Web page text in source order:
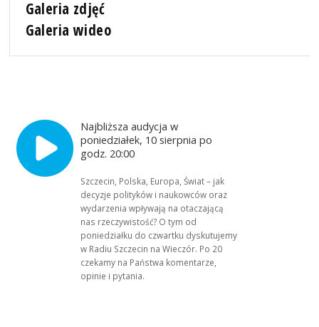
Galeria zdjęć
Galeria wideo
Najbliższa audycja w
poniedziałek, 10 sierpnia po
godz. 20:00
Szczecin, Polska, Europa, Świat – jak
decyzje polityków i naukowców oraz
wydarzenia wpływają na otaczającą
nas rzeczywistość? O tym od
poniedziałku do czwartku dyskutujemy
w Radiu Szczecin na Wieczór. Po 20
czekamy na Państwa komentarze,
opinie i pytania.